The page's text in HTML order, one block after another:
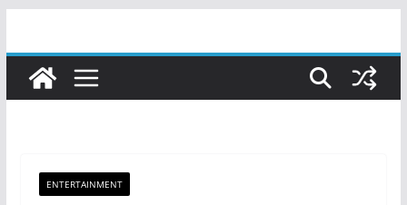
content
ENTERTAINMENT